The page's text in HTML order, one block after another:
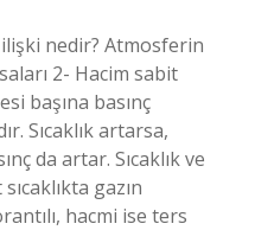
ilişki nedir? Atmosferin
2- Hacim sabit
başına basınç
Sıcaklık artarsa,
da artar. Sıcaklık ve
gazın
hacmi ise ters